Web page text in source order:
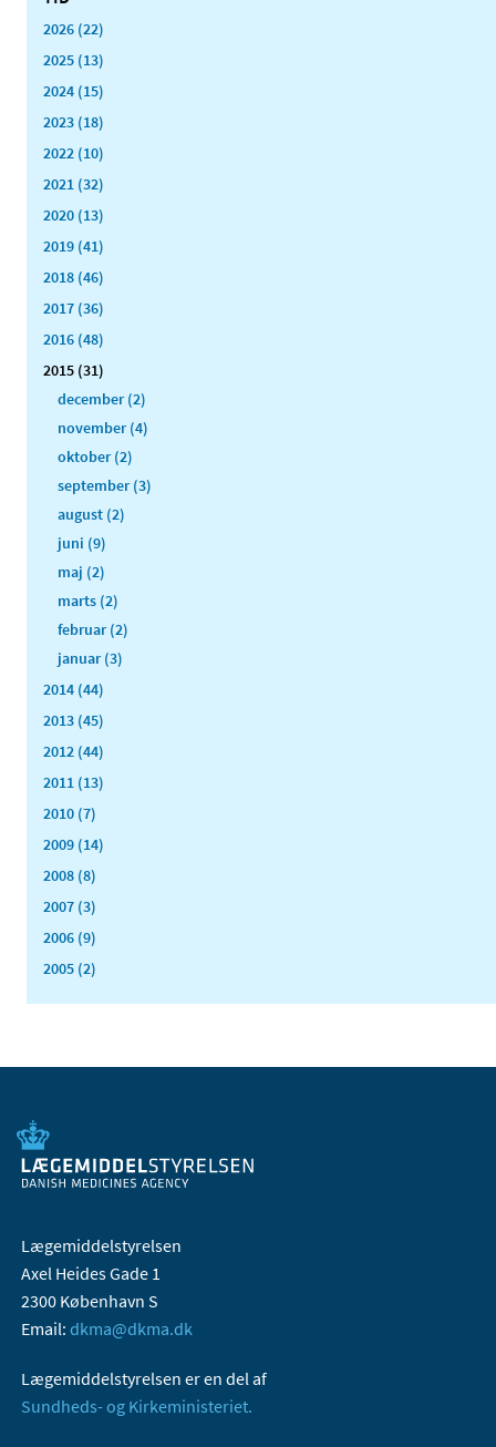
2026 (22)
2025 (13)
2024 (15)
2023 (18)
2022 (10)
2021 (32)
2020 (13)
2019 (41)
2018 (46)
2017 (36)
2016 (48)
2015 (31)
december (2)
november (4)
oktober (2)
september (3)
august (2)
juni (9)
maj (2)
marts (2)
februar (2)
januar (3)
2014 (44)
2013 (45)
2012 (44)
2011 (13)
2010 (7)
2009 (14)
2008 (8)
2007 (3)
2006 (9)
2005 (2)
Lægemiddelstyrelsen
Axel Heides Gade 1
2300 København S
Email: dkma@dkma.dk
Lægemiddelstyrelsen er en del af
Sundheds- og Kirkeministeriet.